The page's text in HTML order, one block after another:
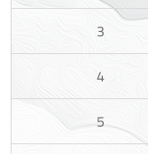
3
4
5